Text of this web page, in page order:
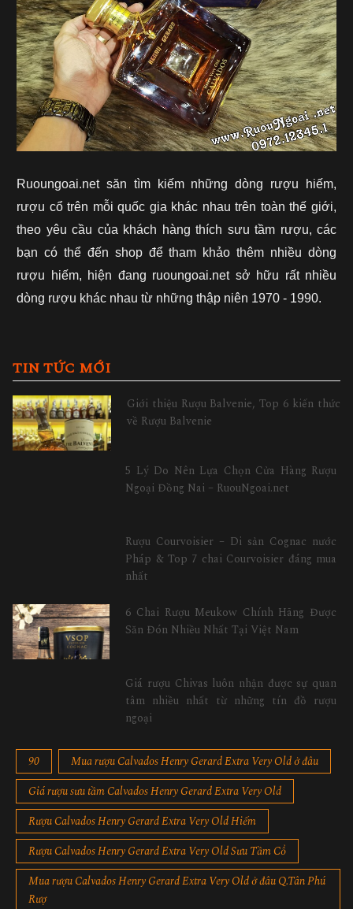
Ruoungoai.net săn tìm kiếm những dòng rượu hiếm,
rượu cổ trên mỗi quốc gia khác nhau trên toàn thế giới,
theo yêu cầu của khách hàng thích sưu tầm rượu, các
bạn có thể đến shop để tham khảo thêm nhiều dòng
rượu hiếm, hiện đang ruoungoai.net sở hữu rất nhiều
dòng rượu khác nhau từ những thập niên 1970 - 1990.
TIN TỨC MỚI
Giới thiệu Rượu Balvenie, Top 6 kiến thức
về Rượu Balvenie
5 Lý Do Nên Lựa Chọn Cửa Hàng Rượu
Ngoại Đồng Nai – RuouNgoai.net
Rượu Courvoisier – Di sản Cognac nước
Pháp & Top 7 chai Courvoisier đáng mua
nhất
6 Chai Rượu Meukow Chính Hãng Được
Săn Đón Nhiều Nhất Tại Việt Nam
Giá rượu Chivas luôn nhận được sự quan
tâm nhiều nhất từ những tín đồ rượu
ngoại
90
Mua rượu Calvados Henry Gerard Extra Very Old ở đâu
Giá rượu sưu tầm Calvados Henry Gerard Extra Very Old
Rượu Calvados Henry Gerard Extra Very Old Hiếm
Rượu Calvados Henry Gerard Extra Very Old Sưu Tầm Cổ
Mua rượu Calvados Henry Gerard Extra Very Old ở đâu Q.Tân Phú
Rượ